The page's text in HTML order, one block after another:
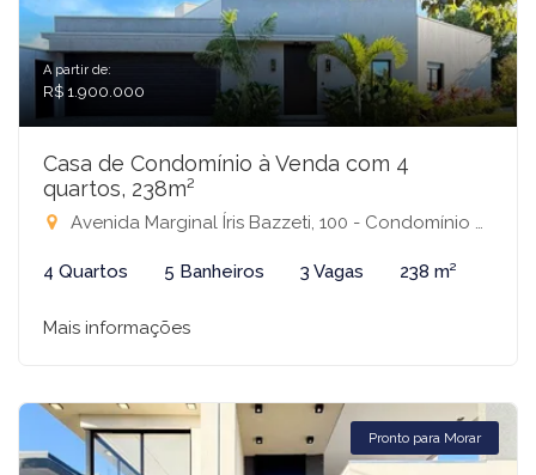
A partir de:
R$ 1.900.000
Casa de Condomínio à Venda com 4
quartos, 238m²
Avenida Marginal Íris Bazzeti, 100 - Condomínio Residencial Terra Vista, Mirassol-SP
4 Quartos 5 Banheiros 3 Vagas 238 m²
Mais informações
Pronto para Morar